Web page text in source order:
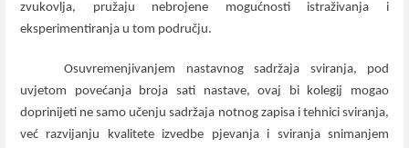
zvukovlja, pružaju nebrojene mogućnosti istraživanja i
eksperimentiranja u tom području.
Osuvremenjivanjem nastavnog sadržaja sviranja, pod
uvjetom povećanja broja sati nastave, ovaj bi kolegij mogao
doprinijeti ne samo učenju sadržaja notnog zapisa i tehnici sviranja,
već razvijanju kvalitete izvedbe pjevanja i sviranja snimanjem